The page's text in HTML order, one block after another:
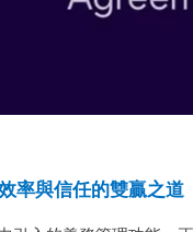
率與信任的雙贏之道